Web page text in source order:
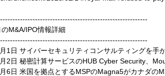
のM&A/IPO情報詳細
1日 サイバーセキュリティコンサルティングを手
2日 秘密計算サービスのHUB Cyber Security、
6日 米国を拠点とするMSPのMagna5がカナダの